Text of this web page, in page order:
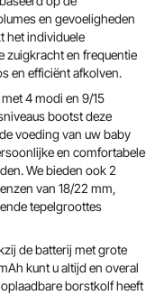
en gevoeligheden
het individuele
zuigkracht en frequentie
en efficiënt afkolven.
4 modi en 9/15
bootst deze
voeding van uw baby
en comfortabele
We bieden ook 2
van 18/22 mm,
tepelgroottes
de batterij met grote
kunt u altijd en overal
borstkolf heeft